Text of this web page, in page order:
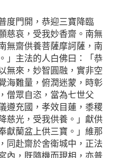
度門開，恭迎三寶降臨
慈哀，受我妙香齋。南無
無齋供養菩薩摩訶薩，南
」主法的人白佛曰：「恭
無來，妙智圓融，實非空
海難量，俯潤迷蒙，時彰
僧眾自恣，當為七世父
遵充國，孝效目蓮，黍稷
慈光，受我供養。」獻供
獻蘭盆上供三寶。」維那
同赴齋於舍衛城中，正法